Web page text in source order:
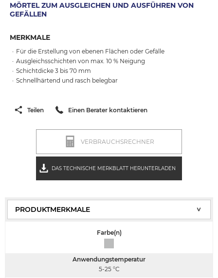
MÖRTEL ZUM AUSGLEICHEN UND AUSFÜHREN VON
GEFÄLLEN
MERKMALE
Für die Erstellung von ebenen Flächen oder Gefälle
Ausgleichsschichten von max. 10 % Neigung
Schichtdicke 3 bis 70 mm
Schnellhärtend und rasch belegbar
Teilen Einen Berater kontaktieren
VERBRAUCHSRECHNER
DAS TECHNISCHE MERKBLATT HERUNTERLADEN
Farbe(n)
Anwendungstemperatur
5-25 °C